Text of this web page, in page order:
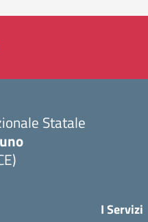
Statale
I Servizi